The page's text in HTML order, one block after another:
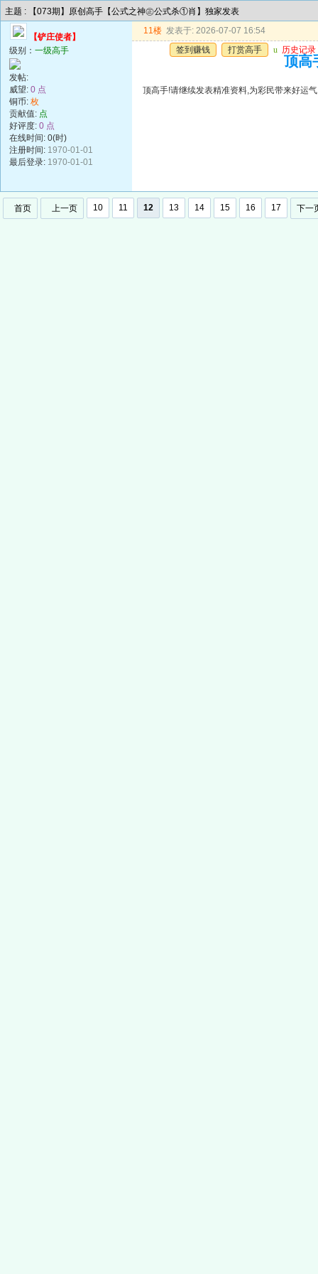
主题 : 【073期】原创高手【公式之神㊣公式杀①肖】独家发表
【铲庄使者】
级别： 一级高手
发帖:
威望: 0 点
铜币: 枚
贡献值: 点
好评度: 0 点
在线时间: 0(时)
注册时间: 1970-01-01
最后登录: 1970-01-01
11楼 发表于: 2026-07-07 16:54
签到赚钱
打赏高手 u 历史记录
顶高
顶高手!请继续发表精准资料,为彩民带来好运气
首页 上一页 10 11 12 13 14 15 16 17 下一